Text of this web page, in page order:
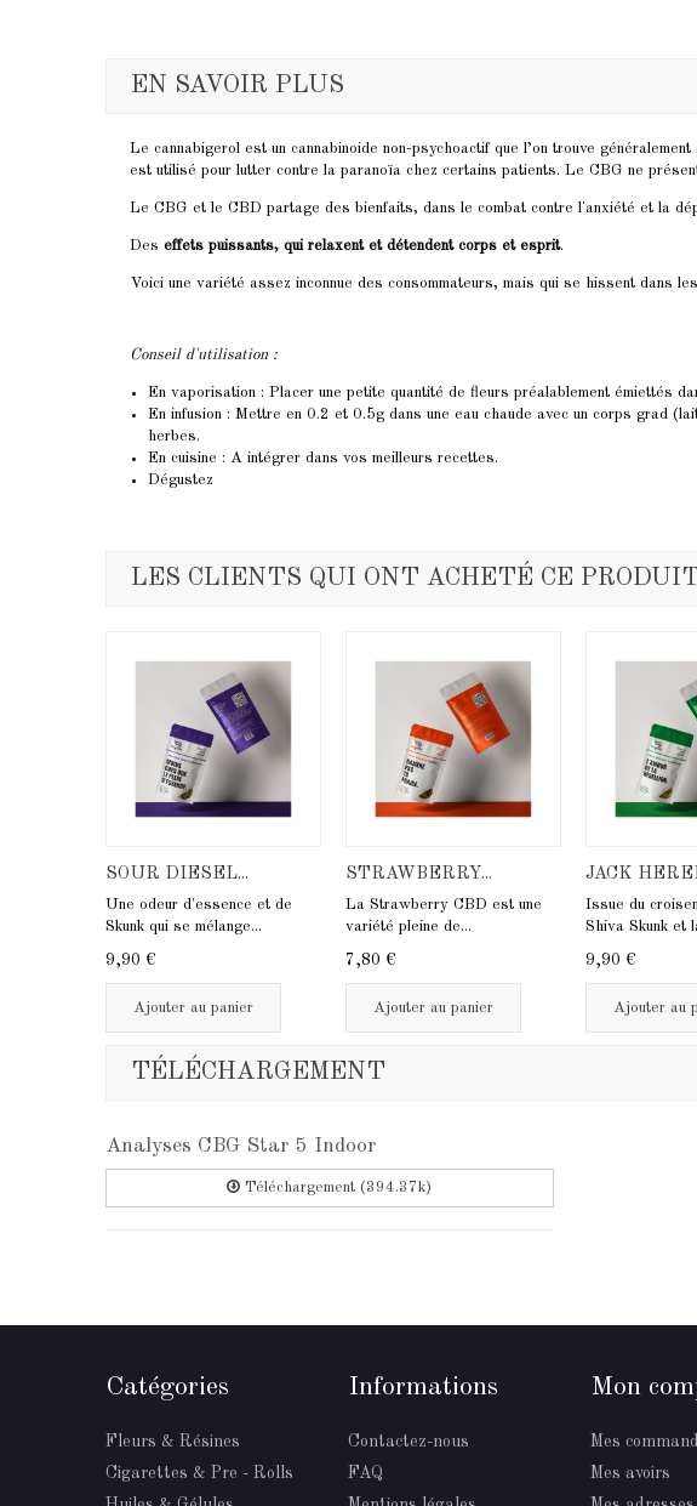
EN SAVOIR PLUS
Le cannabigerol est un cannabinoide non-psychoactif que l’on trouve
est utilisé pour lutter contre la paranoïa chez certains patients. Le CBG ne
Le CBG et le CBD partage des bienfaits, dans le combat contre l'anxiété et la
Des effets puissants, qui relaxent et détendent corps et esprit.
Voici une variété assez inconnue des consommateurs, mais qui se hissent
Conseil d'utilisation :
En vaporisation : Placer une petite quantité de fleurs préalablement émiettés
En infusion : Mettre en 0.2 et 0.5g dans une eau chaude avec un corps grad
herbes.
En cuisine : A intégrer dans vos meilleurs recettes.
Dégustez
LES CLIENTS QUI ONT ACHETÉ CE
SOUR DIESEL...
Une odeur d'essence et de
Skunk qui se mélange...
9,90 €
Ajouter au panier
STRAWBERRY...
La Strawberry CBD est une
variété pleine de...
7,80 €
Ajouter au panier
JACK
Issue du
Shiva Skunk et
9,90 €
Ajouter au
TÉLÉCHARGEMENT
Analyses CBG Star 5 Indoor
Téléchargement (394.37k)
Catégories
Fleurs & Résines
Cigarettes & Pre - Rolls
Informations
Contactez-nous
FAQ
Mon
Mes
Mes avoirs